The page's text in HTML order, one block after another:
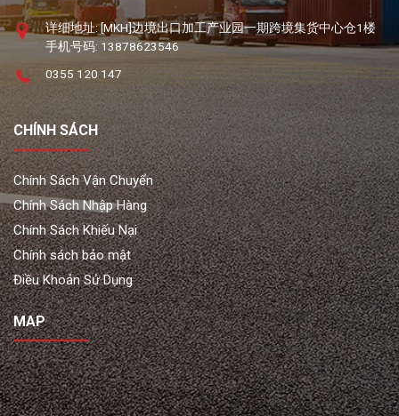
详细地址: [MKH]边境出口加工产业园一期跨境集货中心仓1楼
手机号码: 13878623546
0355 120 147
CHÍNH SÁCH
Chính Sách Vận Chuyển
Chính Sách Nhập Hàng
Chính Sách Khiếu Nại
Chính sách bảo mật
Điều Khoản Sử Dụng
MAP